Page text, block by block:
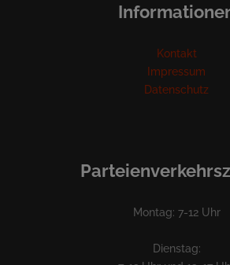
Kontakt
Impressum
Datenschutz
Montag: 7-12 Uhr
Dienstag: